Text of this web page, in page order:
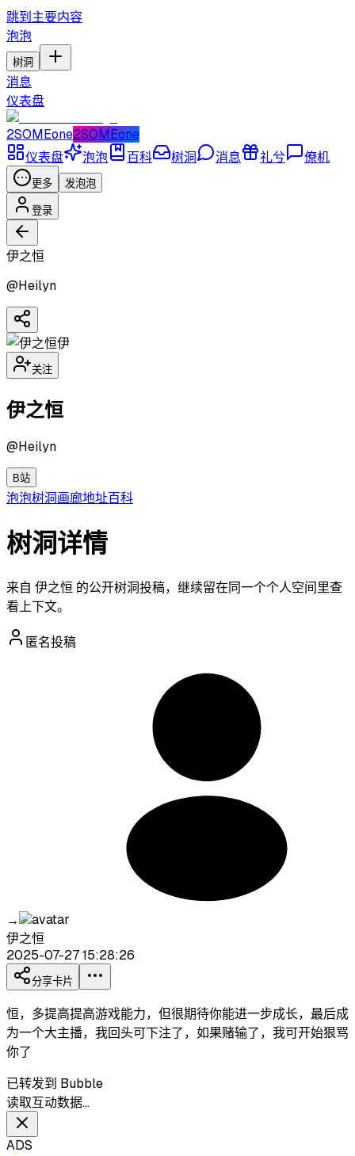
跳到主要内容
泡泡
树洞
消息
仪表盘
2SOMEone2SOMEone
仪表盘
泡泡 百科 树洞 消息 礼兮 僚机
更多 发泡泡
登录
伊之恒
@Heilyn
伊
关注
伊之恒
@Heilyn
B站
泡泡树洞画廊地址百科
树洞详情
来自 伊之恒 的公开树洞投稿，继续留在同一个个人空间里查
看上下文。
匿名投稿
→
伊之恒
2025-07-27 15:28:26
分享卡片
恒，多提高提高游戏能力，但很期待你能进一步成长，最后成
为一个大主播，我回头可下注了，如果赌输了，我可开始狠骂
你了
已转发到 Bubble
读取互动数据…
ADS